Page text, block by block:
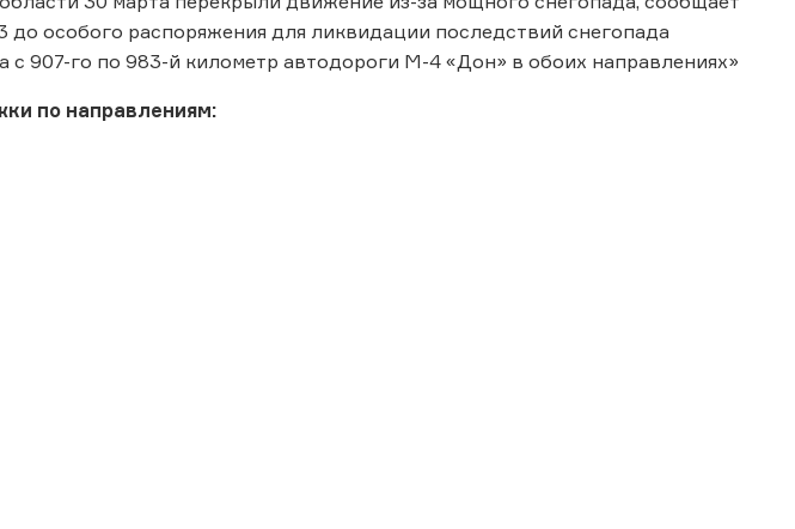
до особого распоряжения для ликвидации последствий снегопада
907-го по 983-й километр автодороги М-4 «Дон» в обоих направлениях»
по направлениям: